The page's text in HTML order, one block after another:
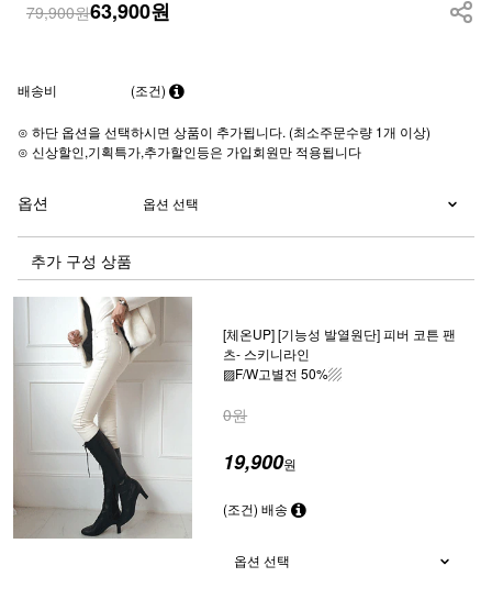
79,900원63,900원
배송비 (조건)
⊙ 하단 옵션을 선택하시면 상품이 추가됩니다. (최소주문수량 1개 이상)
⊙ 신상할인,기획특가,추가할인등은 가입회원만 적용됩니다
옵션
추가 구성 상품
[체온UP] [기능성 발열원단] 피버 코튼 팬
츠- 스키니라인
▨F/W고별전 50%▨
0원
19,900원
(조건) 배송